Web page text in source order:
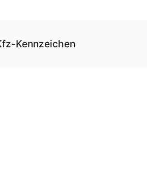
Kennzeichen